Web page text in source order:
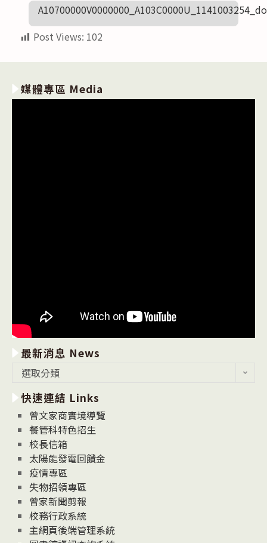
Post Views: 102
媒體專區 Media
最新消息 News
消
息
News
選取分類
快速連結 Links
曾文家商實境導覽
餐管科特色招生
校長信箱
太陽能發電回饋金
疫情專區
失物招領專區
曾家新聞剪報
校務行政系統
主網頁後端管理系統